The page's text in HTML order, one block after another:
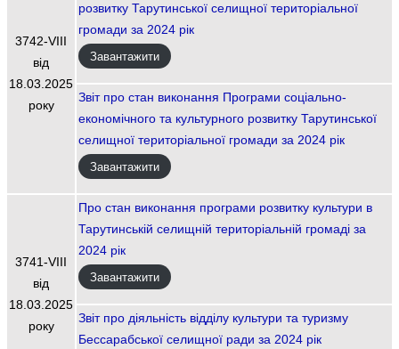
3742-VIIІ
від
18.03.2025
року
розвитку Тарутинської селищної територіальної
громади за 2024 рік
Завантажити
Звіт про стан виконання Програми соціально-
економічного та культурного розвитку Тарутинської
селищної територіальної громади за 2024 рік
Завантажити
3741-VIIІ
від
18.03.2025
року
Про стан виконання програми розвитку культури в
Тарутинській селищній територіальній громаді за
2024 рік
Завантажити
Звіт про діяльність відділу культури та туризму
Бессарабської селищної ради за 2024 рік